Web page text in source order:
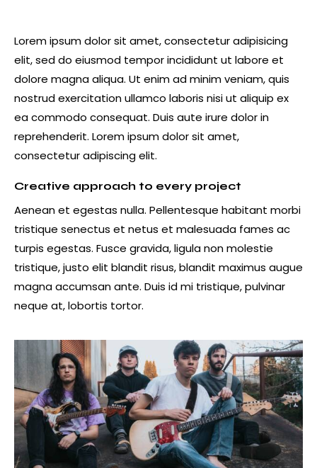
Lorem ipsum dolor sit amet, consectetur adipisicing
elit, sed do eiusmod tempor incididunt ut labore et
dolore magna aliqua. Ut enim ad minim veniam, quis
nostrud exercitation ullamco laboris nisi ut aliquip ex
ea commodo consequat. Duis aute irure dolor in
reprehenderit. Lorem ipsum dolor sit amet,
consectetur adipiscing elit.
Creative approach to every project
Aenean et egestas nulla. Pellentesque habitant morbi
tristique senectus et netus et malesuada fames ac
turpis egestas. Fusce gravida, ligula non molestie
tristique, justo elit blandit risus, blandit maximus augue
magna accumsan ante. Duis id mi tristique, pulvinar
neque at, lobortis tortor.